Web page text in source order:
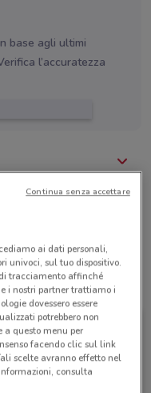
base agli ultimi
l’accuratezza
ai dati personali,
univoci, sul tuo dispositivo.
tracciamento affinché
i nostri partner trattiamo i
dovessero essere
potrebbero non
a questo menu per
facendo clic sul link
scelte avranno effetto nel
consulta
Continua senza accettare